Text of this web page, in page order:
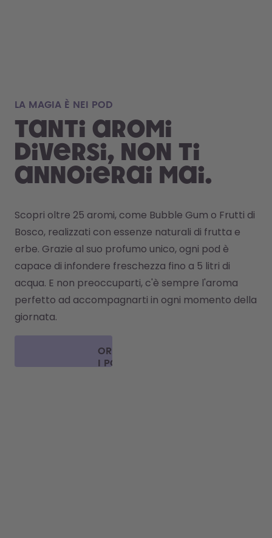
LA MAGIA È NEI POD
Tanti aromi
diversi, non ti
annoierai mai.
Scopri oltre 25 aromi, come Bubble Gum o Frutti di
Bosco, realizzati con essenze naturali di frutta e
erbe. Grazie al suo profumo unico, ogni pod è
capace di infondere freschezza fino a 5 litri di
acqua. E non preoccuparti, c'è sempre l'aroma
perfetto ad accompagnarti in ogni momento della
giornata.
ORDINA
I POD